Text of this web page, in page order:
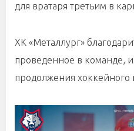
для вратаря третьим в
ХК «Металлург»
проведенное в команде,
продолжения хоккейного